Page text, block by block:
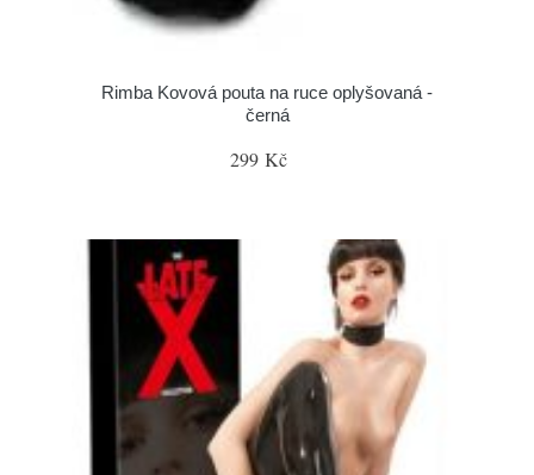
Rimba Kovová pouta na ruce oplyšovaná -
černá
299 Kč